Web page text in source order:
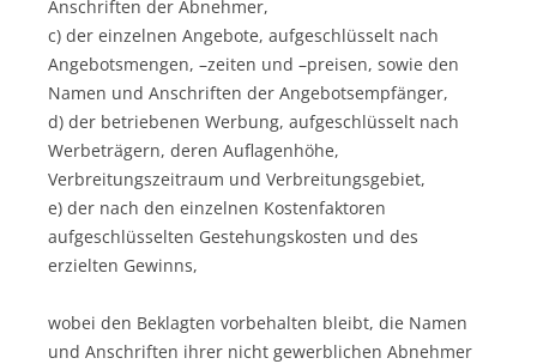
Anschriften der Abnehmer,
c) der einzelnen Angebote, aufgeschlüsselt nach
Angebotsmengen, –zeiten und –preisen, sowie den
Namen und Anschriften der Angebotsempfänger,
d) der betriebenen Werbung, aufgeschlüsselt nach
Werbeträgern, deren Auflagenhöhe,
Verbreitungszeitraum und Verbreitungsgebiet,
e) der nach den einzelnen Kostenfaktoren
aufgeschlüsselten Gestehungskosten und des
erzielten Gewinns,
wobei den Beklagten vorbehalten bleibt, die Namen
und Anschriften ihrer nicht gewerblichen Abnehmer